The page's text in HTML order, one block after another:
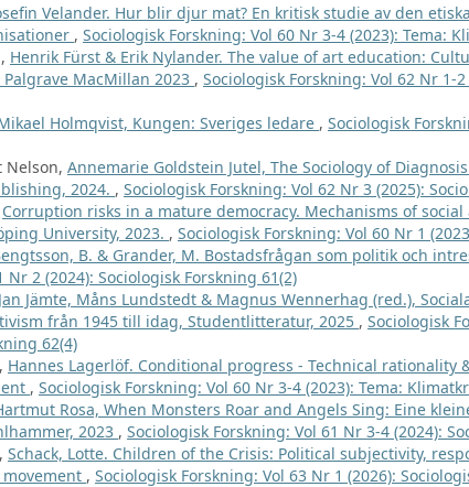
Velander. Hur blir djur mat? En kritisk studie av den
, Sociologisk Forskning: Vol 60 Nr 3-4 (2023): Tema:
Henrik Fürst & Erik Nylander. The value of art education:
MacMillan 2023 , Sociologisk Forskning: Vol 62 Nr 1-
Holmqvist, Kungen: Sveriges ledare , Sociologisk
Nelson, Annemarie Goldstein Jutel, The Sociology of
2024. , Sociologisk Forskning: Vol 62 Nr 3 (2025):
Corruption risks in a mature democracy. Mechanisms of
University, 2023. , Sociologisk Forskning: Vol 60 Nr 1
B. & Grander, M. Bostadsfrågan som politik och
Nr 2 (2024): Sociologisk Forskning 61(2)
Jan Jämte, Måns Lundstedt & Magnus Wennerhag (red.),
från 1945 till idag, Studentlitteratur, 2025 , Sociologisk
62(4)
Hannes Lagerlöf. Conditional progress - Technical rationality
, Sociologisk Forskning: Vol 60 Nr 3-4 (2023): Tema:
Rosa, When Monsters Roar and Angels Sing: Eine
2023 , Sociologisk Forskning: Vol 61 Nr 3-4 (2024):
Schack, Lotte. Children of the Crisis: Political subjectivity,
, Sociologisk Forskning: Vol 63 Nr 1 (2026):